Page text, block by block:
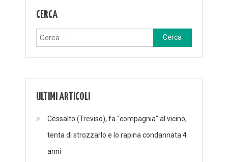
CERCA
Ricerca
per:
ULTIMI ARTICOLI
Cessalto (Treviso), fa “compagnia” al vicino,
tenta di strozzarlo e lo rapina condannata 4
anni